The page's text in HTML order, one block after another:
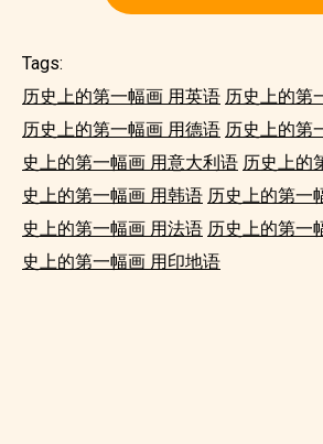
Tags:
历史上的第一幅画 用英语 历史上的第
历史上的第一幅画 用德语 历史上的第
史上的第一幅画 用意大利语 历史上的
史上的第一幅画 用韩语 历史上的第一
史上的第一幅画 用法语 历史上的第一
史上的第一幅画 用印地语